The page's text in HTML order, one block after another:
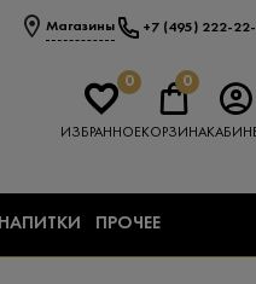
Магазины +7 (495) 222-
0
ИЗБРАННОЕ
0
КОРЗИНА
ПРОЧЕЕ